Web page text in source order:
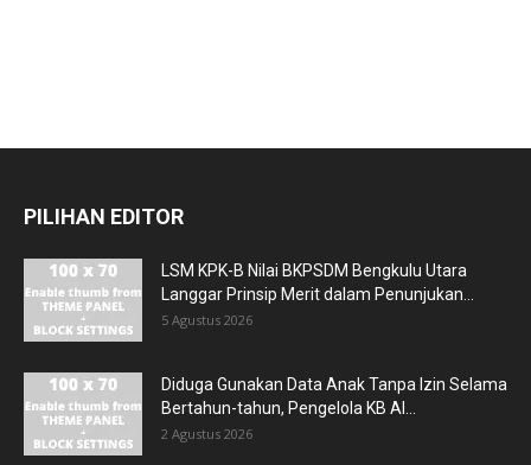
PILIHAN EDITOR
LSM KPK-B Nilai BKPSDM Bengkulu Utara
Langgar Prinsip Merit dalam Penunjukan...
5 Agustus 2026
Diduga Gunakan Data Anak Tanpa Izin Selama
Bertahun-tahun, Pengelola KB Al...
2 Agustus 2026